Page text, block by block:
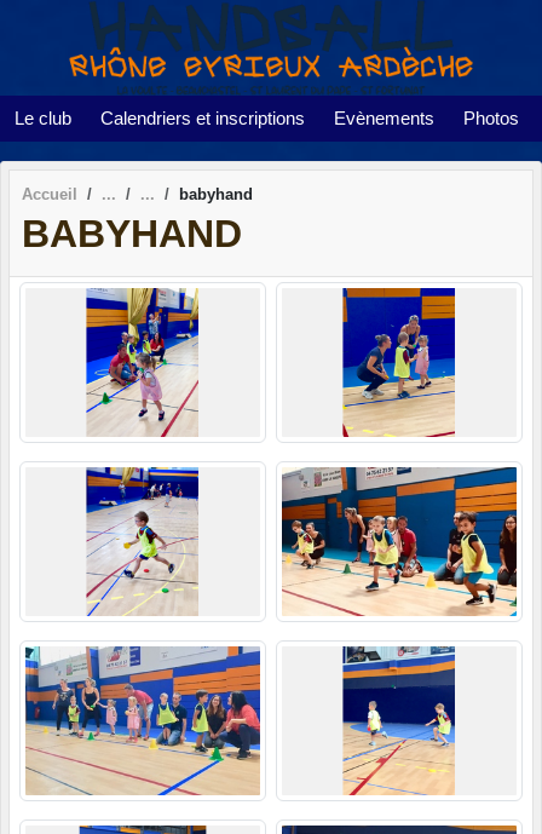
Le club Calendriers et inscriptions Evènements Photos
Accueil babyhand
BABYHAND
Panneau de gestion des cookies